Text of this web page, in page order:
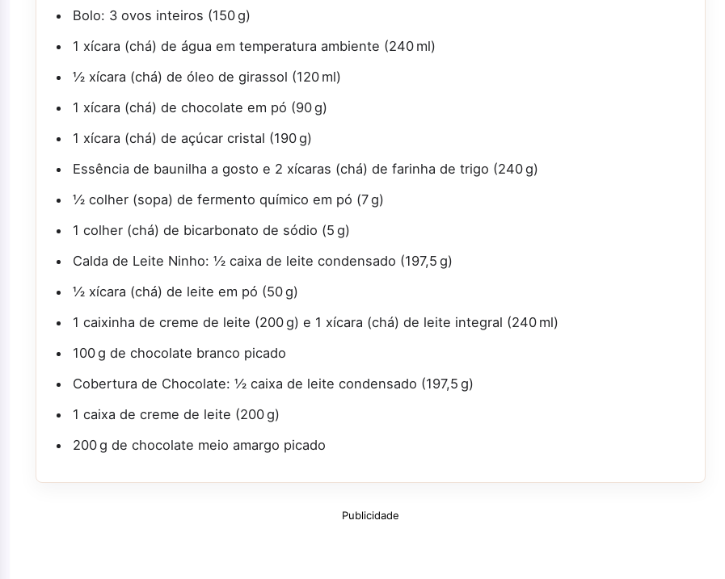
Bolo: 3 ovos inteiros (150 g)
1 xícara (chá) de água em temperatura ambiente (240 ml)
½ xícara (chá) de óleo de girassol (120 ml)
1 xícara (chá) de chocolate em pó (90 g)
1 xícara (chá) de açúcar cristal (190 g)
Essência de baunilha a gosto e 2 xícaras (chá) de farinha de trigo (240 g)
½ colher (sopa) de fermento químico em pó (7 g)
1 colher (chá) de bicarbonato de sódio (5 g)
Calda de Leite Ninho: ½ caixa de leite condensado (197,5 g)
½ xícara (chá) de leite em pó (50 g)
1 caixinha de creme de leite (200 g) e 1 xícara (chá) de leite integral (240 ml)
100 g de chocolate branco picado
Cobertura de Chocolate: ½ caixa de leite condensado (197,5 g)
1 caixa de creme de leite (200 g)
200 g de chocolate meio amargo picado
Publicidade